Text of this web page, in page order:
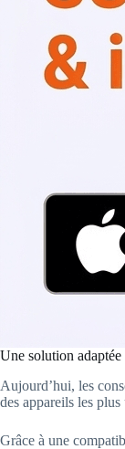
Une solution
Aujourd’hui, les
des appareils les
Grâce à une